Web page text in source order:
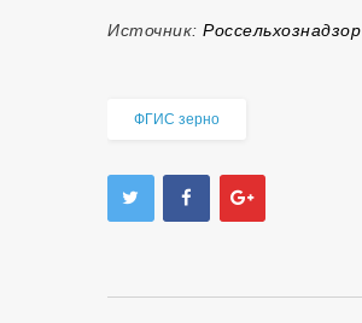
Источник: Россельхознадзор
ФГИС зерно